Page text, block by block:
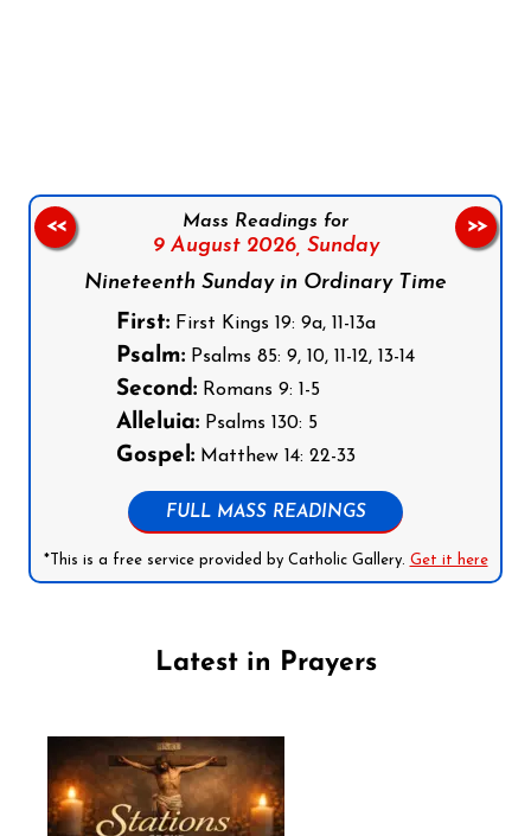
Mass Readings for
9 August 2026, Sunday
Nineteenth Sunday in Ordinary Time
First: First Kings 19: 9a, 11-13a
Psalm: Psalms 85: 9, 10, 11-12, 13-14
Second: Romans 9: 1-5
Alleluia: Psalms 130: 5
Gospel: Matthew 14: 22-33
FULL MASS READINGS
*This is a free service provided by Catholic Gallery. Get it here
<< >>
Latest in Prayers